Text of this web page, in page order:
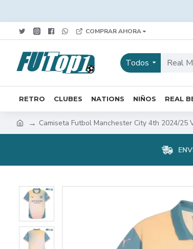
COMPRAR AHORA
Todos
RETRO CLUBES NATIONS NIÑOS REAL
Camiseta Futbol Manchester City 4th 2024/25